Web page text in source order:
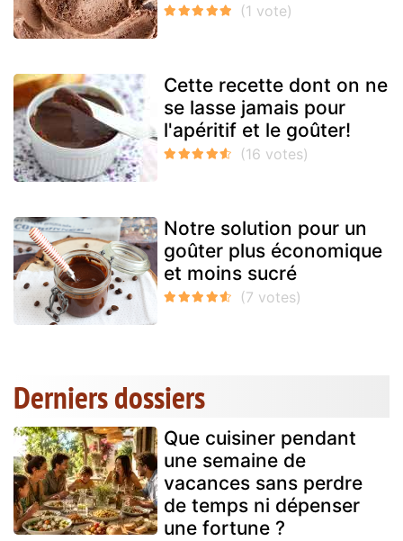
Cette recette dont on ne
se lasse jamais pour
l'apéritif et le goûter!
Notre solution pour un
goûter plus économique
et moins sucré
Derniers dossiers
Que cuisiner pendant
une semaine de
vacances sans perdre
de temps ni dépenser
une fortune ?